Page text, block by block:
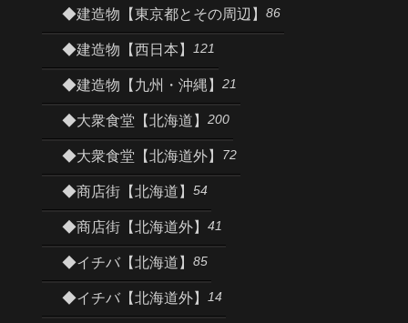
◆建造物【東京都とその周辺】 86
◆建造物【西日本】 121
◆建造物【九州・沖縄】 21
◆大衆食堂【北海道】 200
◆大衆食堂【北海道外】 72
◆商店街【北海道】 54
◆商店街【北海道外】 41
◆イチバ【北海道】 85
◆イチバ【北海道外】 14